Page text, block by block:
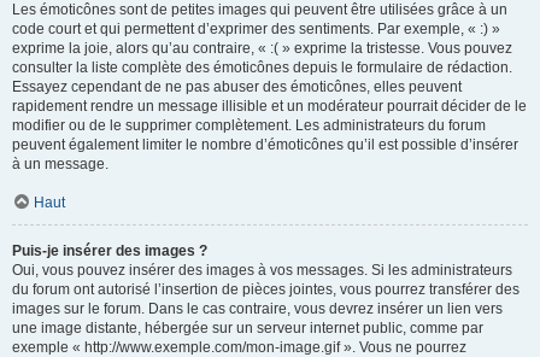
Les émoticônes sont de petites images qui peuvent être utilisées grâce à un
code court et qui permettent d’exprimer des sentiments. Par exemple, « :) »
exprime la joie, alors qu’au contraire, « :( » exprime la tristesse. Vous pouvez
consulter la liste complète des émoticônes depuis le formulaire de rédaction.
Essayez cependant de ne pas abuser des émoticônes, elles peuvent
rapidement rendre un message illisible et un modérateur pourrait décider de le
modifier ou de le supprimer complètement. Les administrateurs du forum
peuvent également limiter le nombre d’émoticônes qu’il est possible d’insérer
à un message.
Haut
Puis-je insérer des images ?
Oui, vous pouvez insérer des images à vos messages. Si les administrateurs
du forum ont autorisé l’insertion de pièces jointes, vous pourrez transférer des
images sur le forum. Dans le cas contraire, vous devrez insérer un lien vers
une image distante, hébergée sur un serveur internet public, comme par
exemple « http://www.exemple.com/mon-image.gif ». Vous ne pourrez